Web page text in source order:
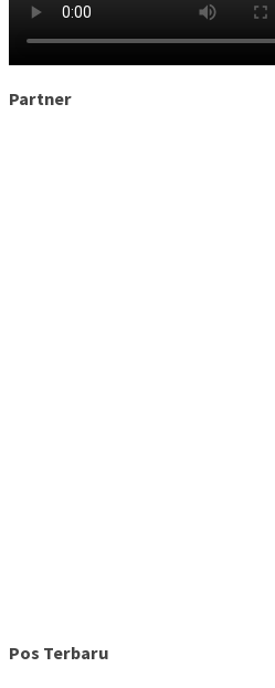
Partner
Pos Terbaru